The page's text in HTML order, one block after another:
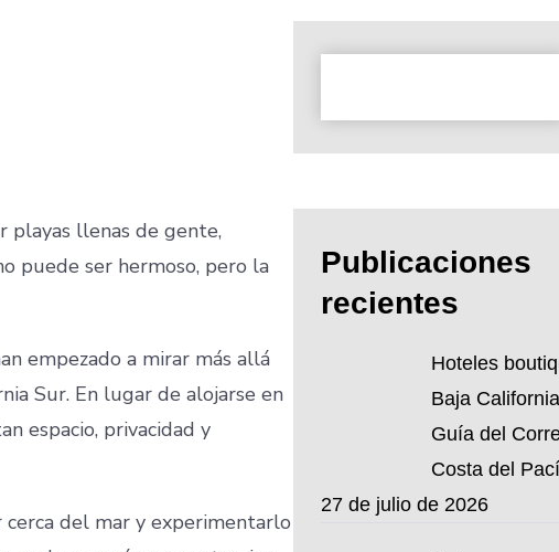
playas llenas de gente,
puede ser hermoso, pero la
empezado a mirar más allá
Sur. En lugar de alojarse en
espacio, privacidad y
del mar y experimentarlo
Publicaciones
recientes
Hoteles
Baja
Guía del
Costa del
27 de julio de 2026